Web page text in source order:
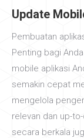
Update
Pembuatan
Penting bagi
mobile aplikasi
semakin cepat
mengelola
relevan dan up-
secara berkala